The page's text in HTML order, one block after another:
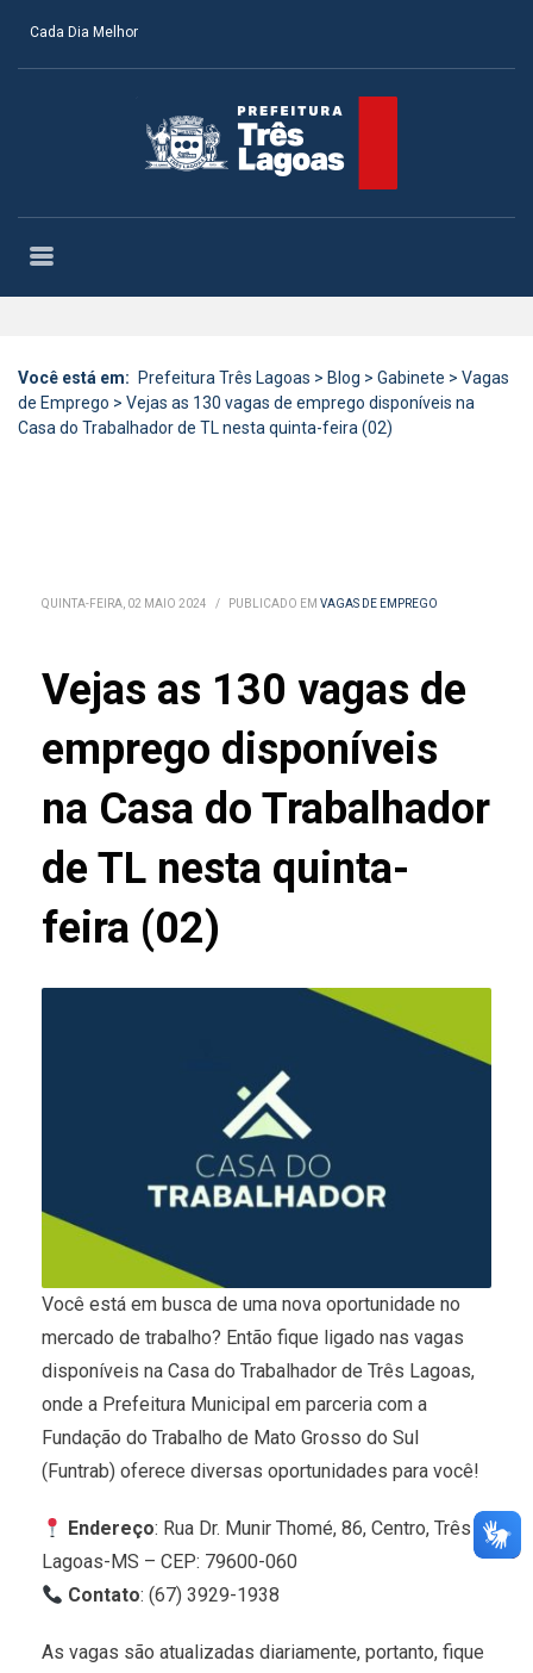
Cada Dia Melhor
Você está em: Prefeitura Três Lagoas > Blog > Gabinete > Vagas
de Emprego > Vejas as 130 vagas de emprego disponíveis na
Casa do Trabalhador de TL nesta quinta-feira (02)
QUINTA-FEIRA, 02 MAIO 2024 / PUBLICADO EM VAGAS DE EMPREGO
Vejas as 130 vagas de
emprego disponíveis
na Casa do Trabalhador
de TL nesta quinta-
feira (02)
Você está em busca de uma nova oportunidade no
mercado de trabalho? Então fique ligado nas vagas
disponíveis na Casa do Trabalhador de Três Lagoas,
onde a Prefeitura Municipal em parceria com a
Fundação do Trabalho de Mato Grosso do Sul
(Funtrab) oferece diversas oportunidades para você!
Endereço: Rua Dr. Munir Thomé, 86, Centro, Três
Lagoas-MS – CEP: 79600-060
Contato: (67) 3929-1938
As vagas são atualizadas diariamente, portanto, fique